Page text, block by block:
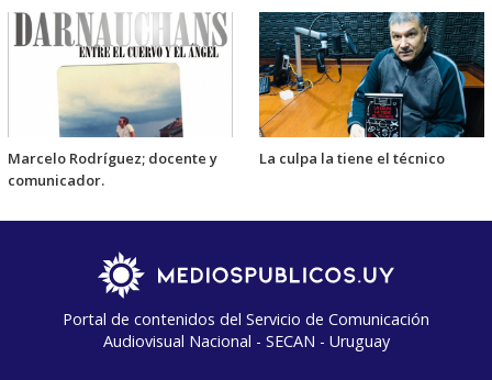
Marcelo Rodríguez; docente y
comunicador.
La culpa la tiene el técnico
Portal de contenidos del Servicio de Comunicación
Audiovisual Nacional - SECAN - Uruguay